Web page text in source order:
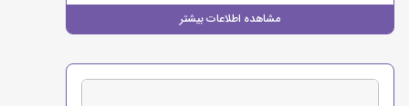
مشاهده اطلاعات بیشتر